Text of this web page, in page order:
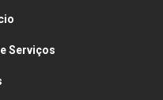
Serviços